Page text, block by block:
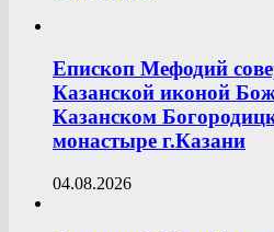
Епископ Мефодий
Казанской иконой
Казанском
монастыре г.Казани
04.08.2026